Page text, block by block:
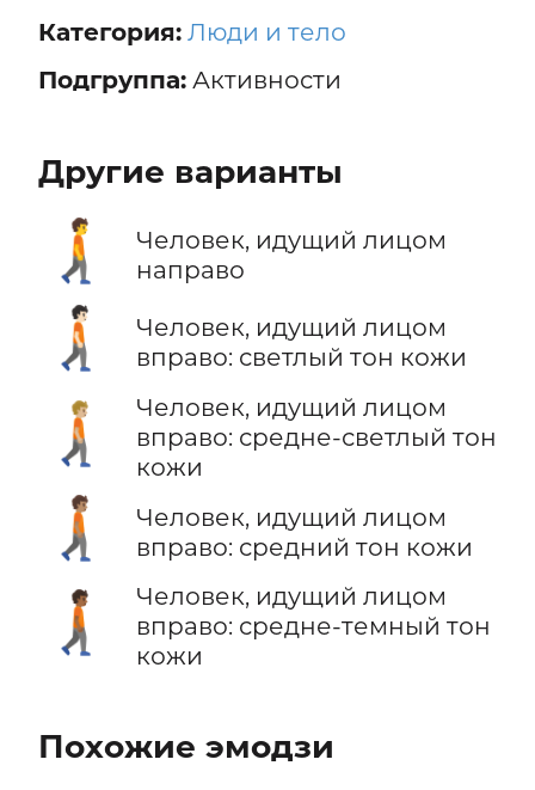
Категория: Люди и тело
Подгруппа:Активности
Другие варианты
🚶‍➡️
Человек, идущий лицом
направо
🚶🏻‍➡️
Человек, идущий лицом
вправо: светлый тон кожи
🚶🏼‍➡️
Человек, идущий лицом
вправо: средне-светлый тон
кожи
🚶🏽‍➡️
Человек, идущий лицом
вправо: средний тон кожи
🚶🏾‍➡️
Человек, идущий лицом
вправо: средне-темный тон
кожи
Похожие эмодзи